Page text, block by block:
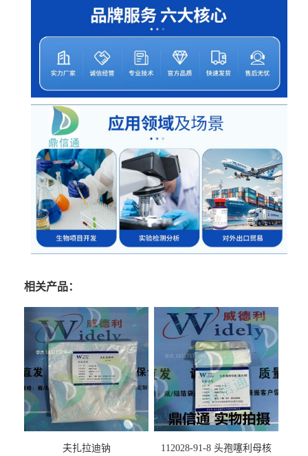
相关产品：
夫扎拉迪钠 112028-91-8 头孢噻利母核